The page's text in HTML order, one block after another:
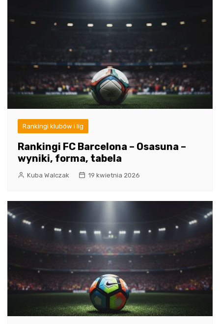
Rankingi klubów i lig
Rankingi FC Barcelona – Osasuna –
wyniki, forma, tabela
Kuba Walczak 19 kwietnia 2026